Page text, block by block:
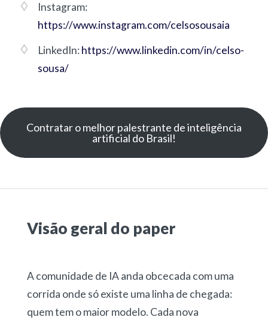
Instagram:
https://www.instagram.com/celsosousaia
LinkedIn:https://www.linkedin.com/in/celso-
sousa/
Contratar o melhor palestrante de inteligência
artificial do Brasil!
Visão geral do paper
A comunidade de IA anda obcecada com uma
corrida onde só existe uma linha de chegada:
quem tem o maior modelo. Cada nova